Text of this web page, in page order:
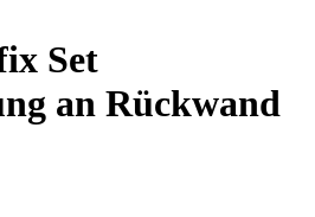
Set
an Rückwand